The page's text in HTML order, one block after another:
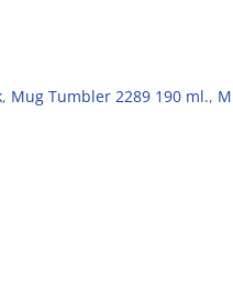
, Mug Tumbler 2289 190 ml.,